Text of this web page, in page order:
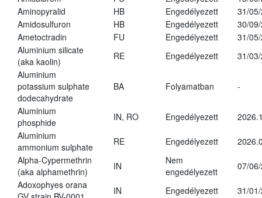
Aminopyralid
HB Engedélyezett
31/
Amidosulfuron
HB Engedélyezett
30/
Ametoctradin
FU Engedélyezett
31/
Aluminium silicate
(aka kaolin)
RE Engedélyezett
31/
Aluminium
potassium sulphate
dodecahydrate
BA Folyamatban -
Aluminium
phosphide
IN, RO Engedélyezett
Aluminium
ammonium sulphate
RE Engedélyezett
Alpha-Cypermethrin
(aka alphamethrin)
IN
Nem
engedélyezett
07/
Adoxophyes orana
IN Engedélyezett
31/